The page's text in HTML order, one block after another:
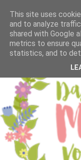
This site uses
and to analyze
shared with Google
metrics to ensure
statistics, and to